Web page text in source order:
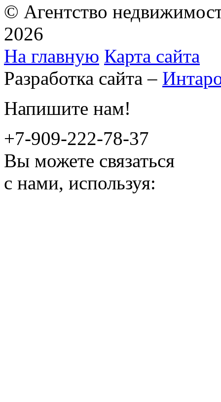
© Агентство
2026
На главную Карта сайта
Разработка сайта –
Напишите нам!
+7-909-222-78-37
Вы можете связаться
с нами, используя: